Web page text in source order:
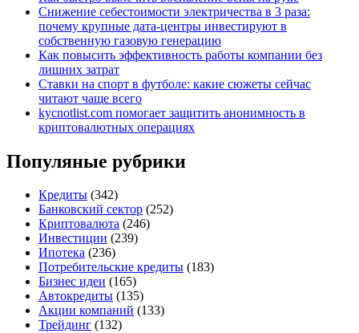
Снижение себестоимости электричества в 3 раза:
почему крупные дата-центры инвестируют в
собственную газовую генерацию
Как повысить эффективность работы компании без
лишних затрат
Ставки на спорт в футболе: какие сюжеты сейчас
читают чаще всего
kycnotlist.com помогает защитить анонимность в
криптовалютных операциях
Популяные рубрики
Кредиты (342)
Банковский сектор (252)
Криптовалюта (246)
Инвестиции (239)
Ипотека (236)
Потребительские кредиты (183)
Бизнес идеи (165)
Автокредиты (135)
Акции компаний (133)
Трейдинг (132)